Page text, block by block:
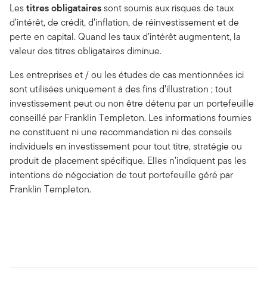
Lestitres obligatairessont soumis aux risques de taux
d’intérêt, de crédit, d’inflation, de réinvestissement et de
perte en capital. Quand les taux d’intérêt augmentent, la
valeur des titres obligataires diminue.
Les entreprises et / ou les études de cas mentionnées ici
sont utilisées uniquement à des fins d’illustration ; tout
investissement peut ou non être détenu par un portefeuille
conseillé par Franklin Templeton. Les informations fournies
ne constituent ni une recommandation ni des conseils
individuels en investissement pour tout titre, stratégie ou
produit de placement spécifique. Elles n’indiquent pas les
intentions de négociation de tout portefeuille géré par
Franklin Templeton.